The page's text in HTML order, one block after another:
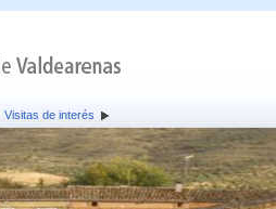
Visitas de interés